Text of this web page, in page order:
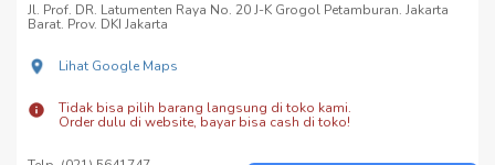
Jl. Prof. DR. Latumenten Raya No. 20 J-K Grogol Petamburan. Jakarta
Barat. Prov. DKI Jakarta
Lihat Google Maps
Tidak bisa pilih barang langsung di toko kami.
Order dulu di website, bayar bisa cash di toko!